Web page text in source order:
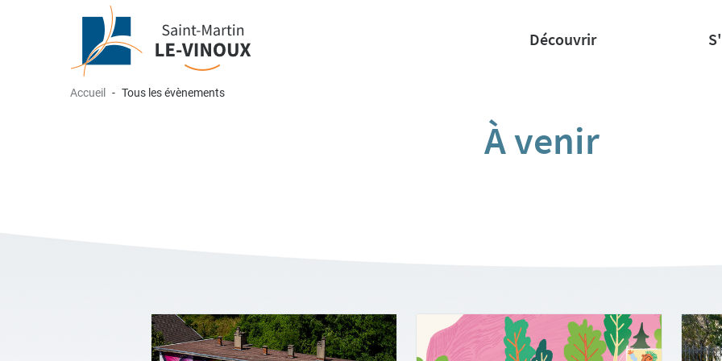
Découvrir
Accueil Tous les évènements
À venir